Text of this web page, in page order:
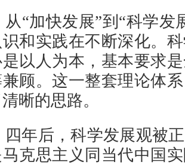
从“加快发展”到“科学
和实践在不断深化。
以人为本，基本要求
顾。这一整套理论体
晰的思路。
四年后，科学发展观被
克思主义同当代中国